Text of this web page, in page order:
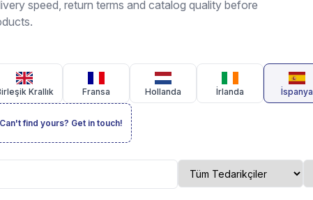
speed, return terms and catalog quality before
Krallık Fransa Hollanda İrlanda İspanya
Can't find yours? Get in touch!